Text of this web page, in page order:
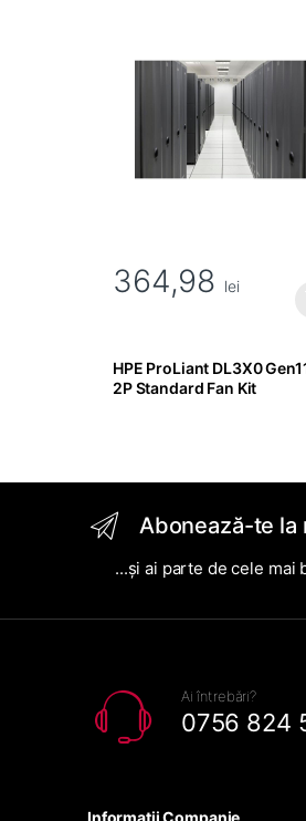
HPE ProLiant DL3X0
2P Standard Fan Kit
364,98 lei
Abonează-te
...și ai parte de cele
Ai întrebări?
0756 824
Informatii Companie